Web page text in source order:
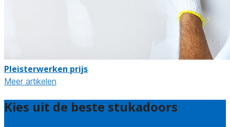
Pleisterwerken prijs
Meer artikelen
Kies uit de beste stukadoors